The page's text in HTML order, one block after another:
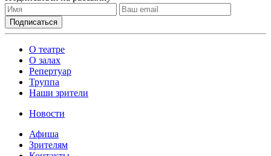
О театре
О залах
Репертуар
Труппа
Наши зрители
Новости
Афиша
Зрителям